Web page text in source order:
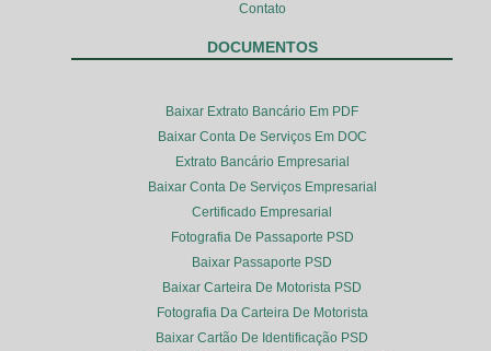
Contato
DOCUMENTOS
Baixar Extrato Bancário Em PDF
Baixar Conta De Serviços Em DOC
Extrato Bancário Empresarial
Baixar Conta De Serviços Empresarial
Certificado Empresarial
Fotografia De Passaporte PSD
Baixar Passaporte PSD
Baixar Carteira De Motorista PSD
Fotografia Da Carteira De Motorista
Baixar Cartão De Identificação PSD